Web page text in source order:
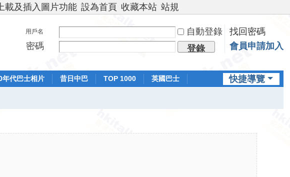
載及插入圖片功能 設為首頁 收藏本站 站規
用戶名 自動登錄
找回密碼
密碼
登錄 會員申請加入
快捷導覽
年代巴士相片 昔日中巴 TOP 1000
英國巴士